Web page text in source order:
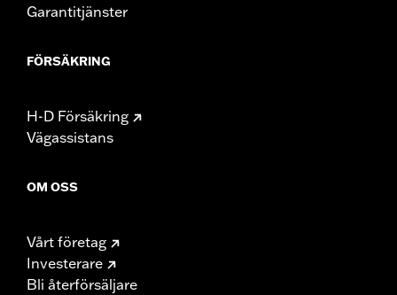
Garantitjänster
FÖRSÄKRING
H-D Försäkring
Vägassistans
OM OSS
Vårt företag
Investerare
Bli återförsäljare